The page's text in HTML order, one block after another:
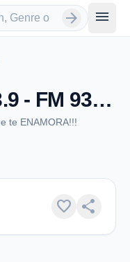
arrow_forward menu
Amor FM 93.9 - FM 93.9 - San Jose
te ENAMORA!!!
favorite share